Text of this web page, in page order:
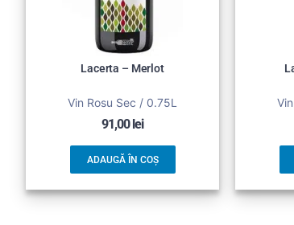
Lacerta – Merlot
Vin Rosu Sec / 0.75L
91,00lei
ADAUGĂ ÎN COȘ